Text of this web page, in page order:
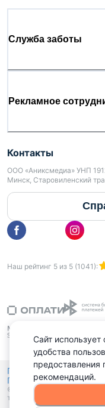
Служба заботы
Рекламное
Контакты
ООО «Аниксмедиа» УНП
Минск, Старовиленский
Наш рейтинг 5 из 5 (1041 ):
Политика
Политика обработки
© 2015 - 2026, Domovita.by.
только при наличии
Сайт
удобства
предоставления
рекомендаций.